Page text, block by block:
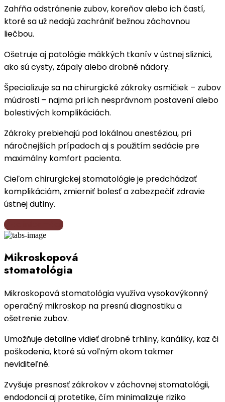
Zahŕňa odstránenie zubov, koreňov alebo ich častí,
ktoré sa už nedajú zachrániť bežnou záchovnou
liečbou.
Ošetruje aj patológie mäkkých tkanív v ústnej sliznici,
ako sú cysty, zápaly alebo drobné nádory.
Špecializuje sa na chirurgické zákroky osmičiek – zubov
múdrosti – najmä pri ich nesprávnom postavení alebo
bolestivých komplikáciách.
Zákroky prebiehajú pod lokálnou anestéziou, pri
náročnejších prípadoch aj s použitím sedácie pre
maximálny komfort pacienta.
Cieľom chirurgickej stomatológie je predchádzať
komplikáciám, zmierniť bolesť a zabezpečiť zdravie
ústnej dutiny.
Viac informácií
Mikroskopová
stomatológia
Mikroskopová stomatológia využíva vysokovýkonný
operačný mikroskop na presnú diagnostiku a
ošetrenie zubov.
Umožňuje detailne vidieť drobné trhliny, kanáliky, kaz či
poškodenia, ktoré sú voľným okom takmer
neviditeľné.
Zvyšuje presnosť zákrokov v záchovnej stomatológii,
endodoncii aj protetike, čím minimalizuje riziko